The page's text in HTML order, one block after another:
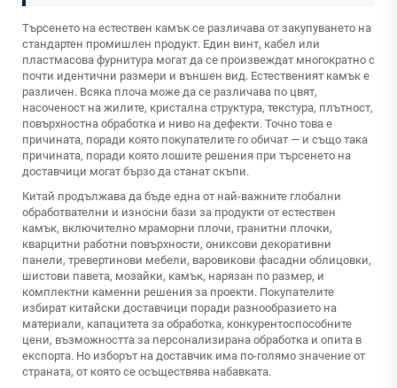
Търсенето на естествен камък се различава от закупуването на
стандартен промишлен продукт. Един винт, кабел или
пластмасова фурнитура могат да се произвеждат многократно с
почти идентични размери и външен вид. Естественият камък е
различен. Всяка плоча може да се различава по цвят,
насоченост на жилите, кристална структура, текстура, плътност,
повърхностна обработка и ниво на дефекти. Точно това е
причината, поради която покупателите го обичат — и също така
причината, поради която лошите решения при търсенето на
доставчици могат бързо да станат скъпи.
Китай продължава да бъде една от най-важните глобални
обработвателни и износни бази за продукти от естествен
камък, включително мраморни плочи, гранитни плочки,
кварцитни работни повърхности, ониксови декоративни
панели, тревертинови мебели, варовикови фасадни облицовки,
шистови павета, мозайки, камък, нарязан по размер, и
комплектни каменни решения за проекти. Покупателите
избират китайски доставчици поради разнообразието на
материали, капацитета за обработка, конкурентоспособните
цени, възможността за персонализирана обработка и опита в
експорта. Но изборът на доставчик има по-голямо значение от
страната, от която се осъществява набавката.